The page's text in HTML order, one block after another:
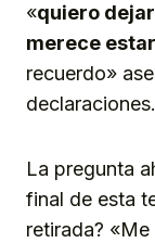
«quiero
merece
recuerdo»
declaraciones.
La pregunta
final de esta
retirada?